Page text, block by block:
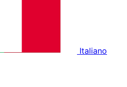
Italiano